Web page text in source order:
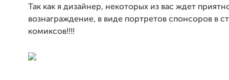
Так как я дизайнер, некоторых из вас ждет
вознаграждение, в виде портретов спонсоров в
комиксов!!!!